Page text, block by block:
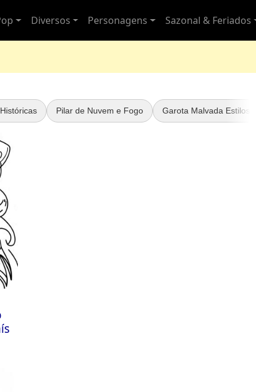
Diversos Personagens Sazonal & Feriados
Pilar de Nuvem e Fogo Garota Malvada Estilosa